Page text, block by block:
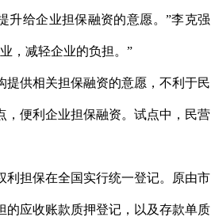
给企业担保融资的意愿。”李克强
，减轻企业的负担。”
供相关担保融资的意愿，不利于民
，便利企业担保融资。试点中，民营
担保在全国实行统一登记。原由市
的应收账款质押登记，以及存款单质